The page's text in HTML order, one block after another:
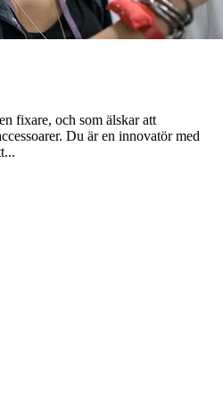
fixare, och som älskar att
Du är en innovatör med